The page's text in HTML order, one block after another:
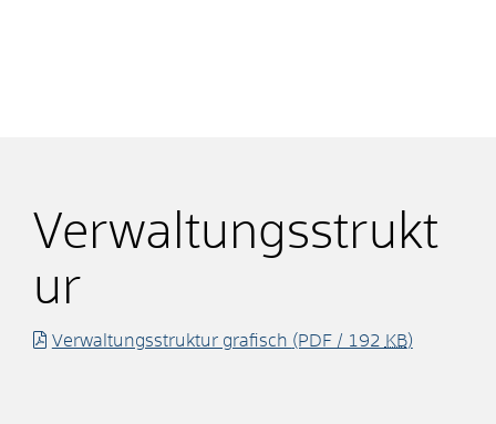
Verwaltungsstrukt
ur
Verwaltungsstruktur grafisch (PDF / 192 KB)